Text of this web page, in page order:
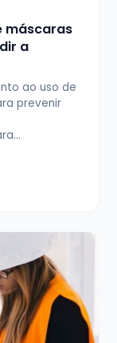
máscaras
a
ao uso de
prevenir